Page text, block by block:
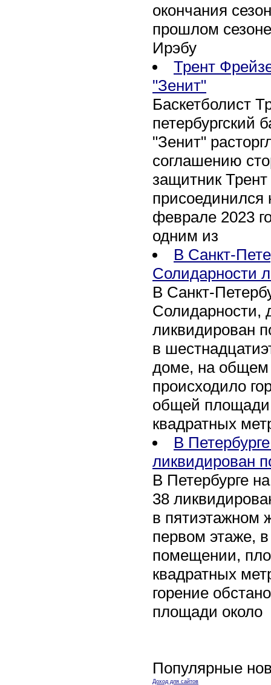
окончания
прошлом
Ирэбу
Трент
"Зенит"
Баскетболист
петербургский
"Зенит"
соглашению
защитник
присоединился
феврале 2023
одним из
В Санкт-
Солидарности
В Санкт-
Солидарности,
ликвидирован
в
доме, на общем
происходило
общей площади
квадратных
В
ликвидирован
В Петербурге
38
в пятиэтажном
первом этаже,
помещении,
квадратных
горение
площади около
Популярные
Доход для сайтов